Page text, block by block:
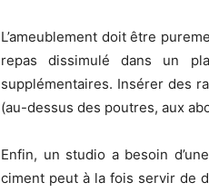
L’ameublement doit être
repas dissimulé dans un
supplémentaires. Insérer des
(au-dessus des poutres, aux
Enfin, un studio a besoin
ciment peut à la fois servir de